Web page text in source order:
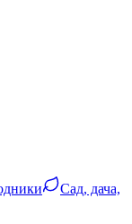
Сад, дача,